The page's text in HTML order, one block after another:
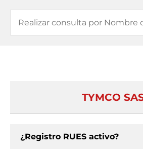
TYMCO
¿Registro RUES activo?